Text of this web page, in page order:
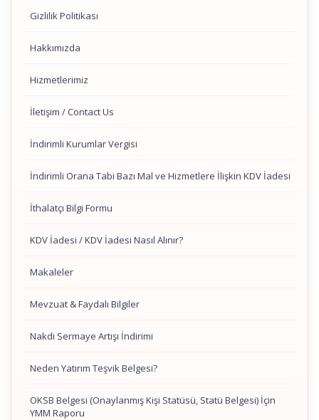
Gizlilik Politikası
Hakkımızda
Hizmetlerimiz
İletişim / Contact Us
İndirimli Kurumlar Vergisi
İndirimli Orana Tabi Bazı Mal ve Hizmetlere İlişkin KDV İadesi
İthalatçı Bilgi Formu
KDV İadesi / KDV İadesi Nasıl Alınır?
Makaleler
Mevzuat & Faydalı Bilgiler
Nakdi Sermaye Artışı İndirimi
Neden Yatırım Teşvik Belgesi?
OKSB Belgesi (Onaylanmış Kişi Statüsü, Statü Belgesi) İçin
YMM Raporu